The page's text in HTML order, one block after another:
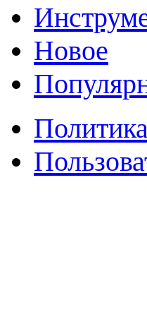
Новое